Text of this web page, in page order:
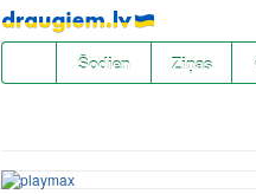
Pāriet
uz
saturu
Šodien Ziņas